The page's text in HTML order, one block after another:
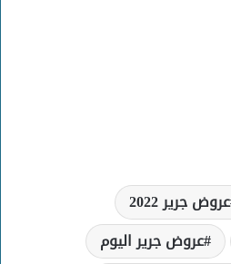
عروض جرير 2022
عروض جرير اليوم